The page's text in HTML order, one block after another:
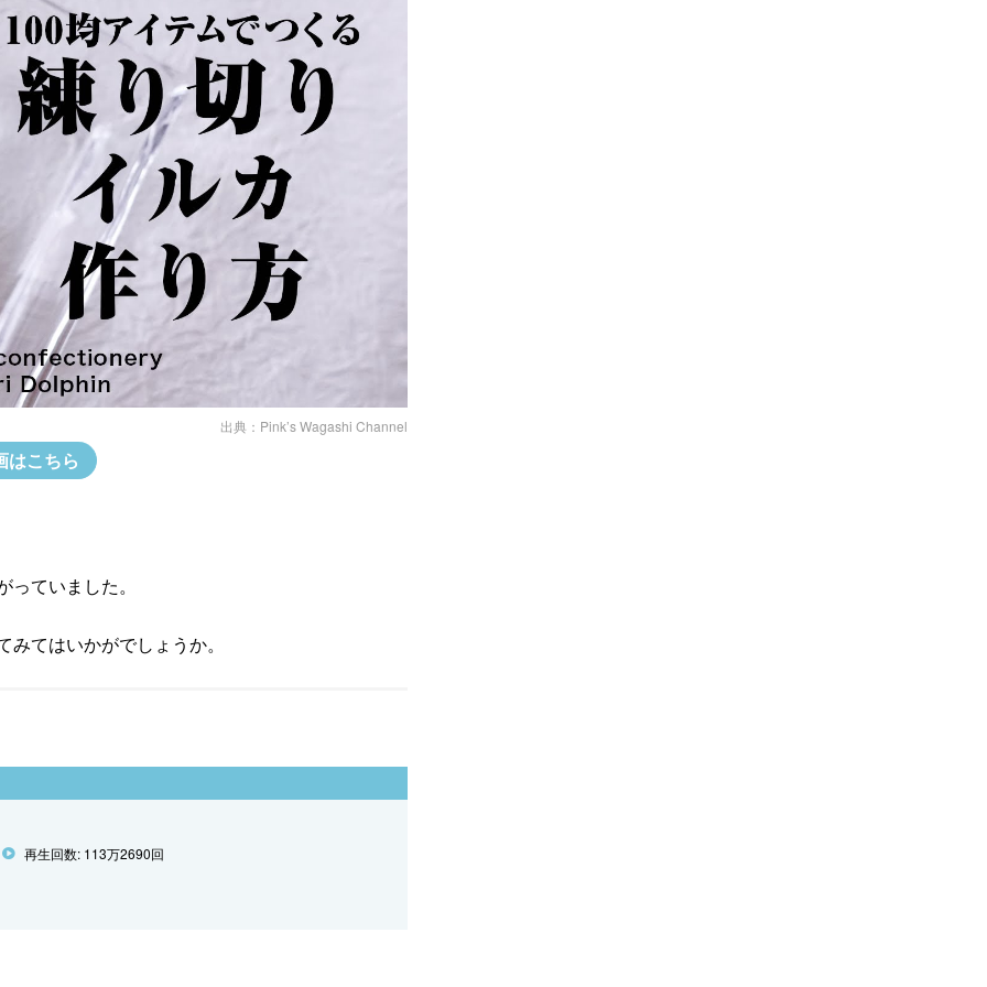
出典： Pink’s Wagashi Channel
はこちら
ていました。
てはいかがでしょうか。
再生回数: 113万2690回